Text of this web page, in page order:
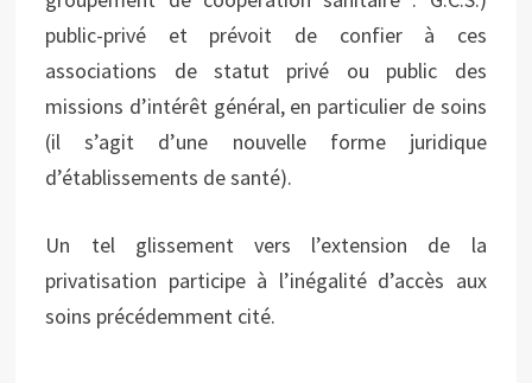
public-privé et prévoit de confier à ces
associations de statut privé ou public des
missions d’intérêt général, en particulier de soins
(il s’agit d’une nouvelle forme juridique
d’établissements de santé).
Un tel glissement vers l’extension de la
privatisation participe à l’inégalité d’accès aux
soins précédemment cité.